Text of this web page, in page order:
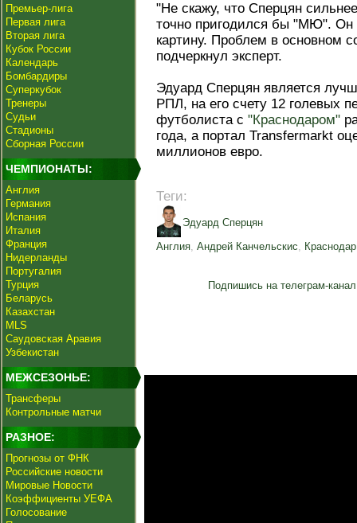
Премьер-лига
Первая лига
Вторая лига
Кубок России
Календарь
Бомбардиры
Суперкубок
Тренеры
Судьи
Стадионы
Сборная России
ЧЕМПИОНАТЫ:
Англия
Германия
Испания
Италия
Франция
Нидерланды
Португалия
Турция
Беларусь
Казахстан
MLS
Саудовская Аравия
Узбекистан
МЕЖСЕЗОНЬЕ:
Трансферы
Контрольные матчи
РАЗНОЕ:
Прогнозы от ФНК
Российские новости
Мировые Новости
Коэффициенты УЕФА
Голосование
"Не скажу, что Сперцян
точно пригодился бы "МЮ".
картину. Проблем в основном
подчеркнул эксперт.
Эдуард Сперцян является
РПЛ, на его счету 12 голевых
футболиста с "Краснодаром"
года, а портал Transfermarkt
миллионов евро.
Теги:
Эдуард Сперцян
Англия, Андрей Канчельскис, Краснодар
Подпишись на телеграм-